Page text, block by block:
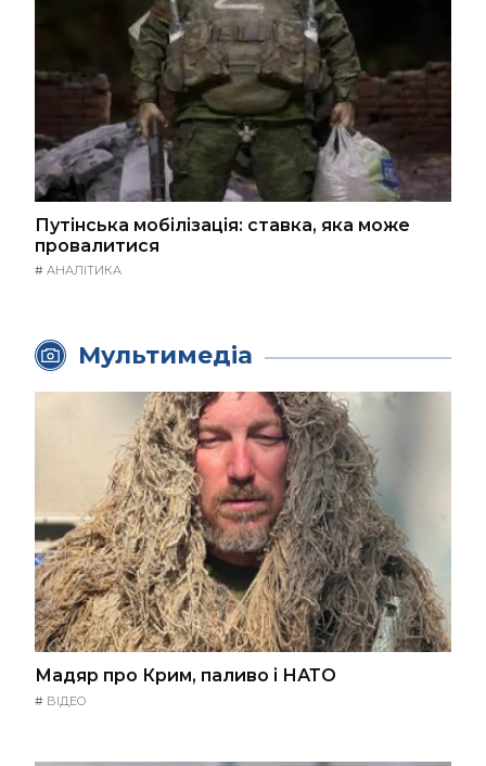
Путінська мобілізація: ставка, яка може
провалитися
# АНАЛІТИКА
Мультимедіа
Мадяр про Крим, паливо і НАТО
# ВІДЕО